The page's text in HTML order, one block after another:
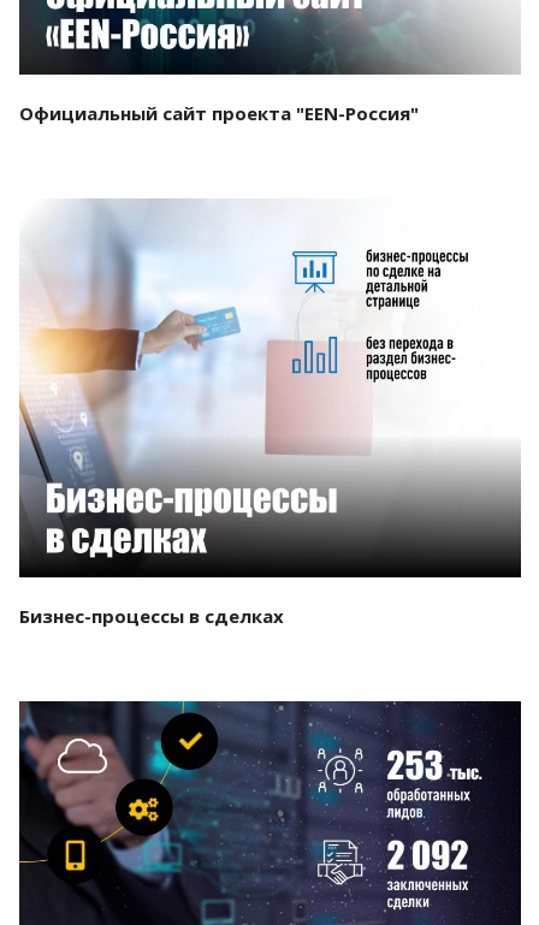
Официальный сайт проекта "EEN-Россия"
Бизнес-процессы в сделках
Смотреть проект